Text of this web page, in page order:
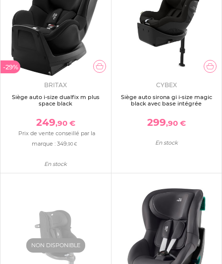
-29%
BRITAX
Siège auto i-size dualfix m plus
space black
249,90 €
Prix de vente conseillé par la
marque :349 ,90 €
En stock
CYBEX
Siège auto sirona gi i-size magic
black avec base intégrée
299,90 €
En stock
NON DISPONIBLE